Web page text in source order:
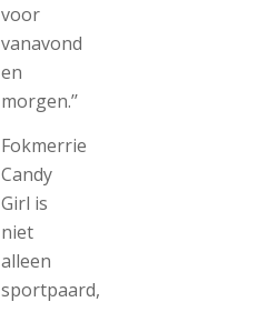
voor
vanavond
en
morgen.’’
Fokmerrie
Candy
Girl is
niet
alleen
sportpaard,